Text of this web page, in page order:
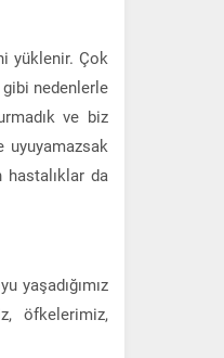
yüklenir. Çok
nedenlerle
ve biz
uyuyamazsak
da
yaşadığımız
öfkelerimiz,